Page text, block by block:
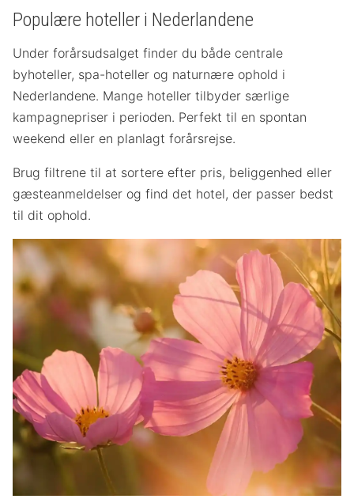
Populære hoteller i Nederlandene
Under forårsudsalget finder du både centrale
byhoteller, spa-hoteller og naturnære ophold i
Nederlandene. Mange hoteller tilbyder særlige
kampagnepriser i perioden. Perfekt til en spontan
weekend eller en planlagt forårsrejse.
Brug filtrene til at sortere efter pris, beliggenhed eller
gæsteanmeldelser og find det hotel, der passer bedst
til dit ophold.